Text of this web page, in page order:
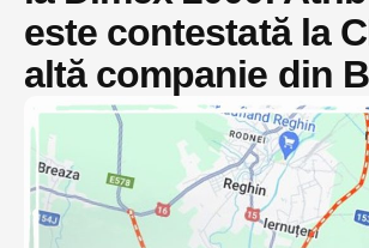
este contestată la
altă companie din